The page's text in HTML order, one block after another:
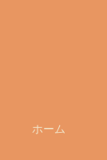
ホーム